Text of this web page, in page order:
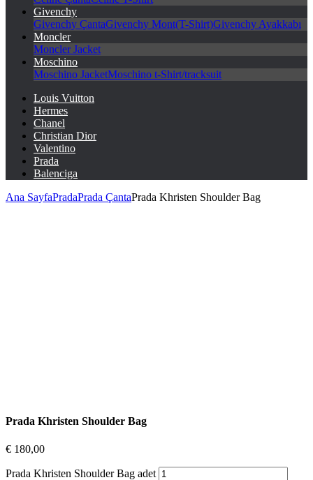
Givenchy
Givenchy ÇantaGivenchy Mont(T-Shirt)Givenchy Ayakkabı
Moncler
Moncler Jacket
Moschino
Moschino JacketMoschino t-Shirt/tracksuit
Louis Vuitton
Hermes
Chanel
Christian Dior
Valentino
Prada
Balenciga
Ana SayfaPradaPrada ÇantaPrada Khristen Shoulder Bag
Prada Khristen Shoulder Bag
€ 180,00
Prada Khristen Shoulder Bag adet